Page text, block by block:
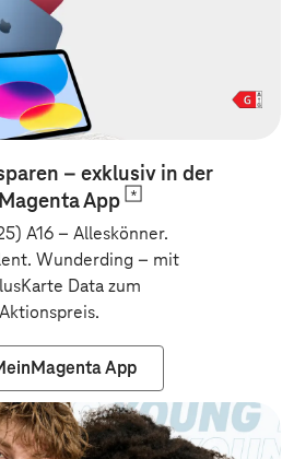
– exklusiv in der
App
A16 – Alleskönner.
Wunderding – mit
Data zum
Aktionspreis.
App
Zur